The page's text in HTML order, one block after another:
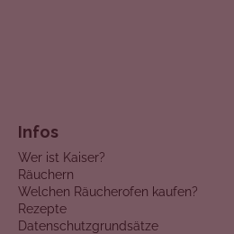
Infos
Wer ist Kaiser?
Räuchern
Welchen Räucherofen kaufen?
Rezepte
Datenschutzgrundsätze